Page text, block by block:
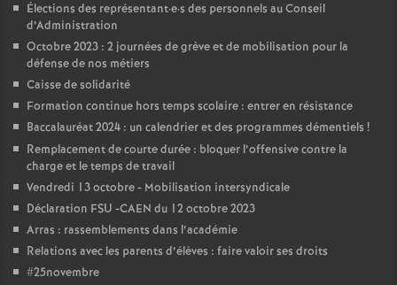
Élections des représentant·e·s des personnels au Conseil
d’Administration
Octobre 2023 : 2 journées de grève et de mobilisation pour la
défense de nos métiers
Caisse de solidarité
Formation continue hors temps scolaire : entrer en résistance
Baccalauréat 2024 : un calendrier et des programmes démentiels !
Remplacement de courte durée : bloquer l’offensive contre la
charge et le temps de travail
Vendredi 13 octobre - Mobilisation intersyndicale
Déclaration FSU -CAEN du 12 octobre 2023
Arras : rassemblements dans l’académie
Relations avec les parents d’élèves : faire valoir ses droits
#25novembre